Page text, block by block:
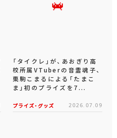
「タイクレ」が、あおぎり高
校所属VTuberの音霊魂子、
栗駒こまるによる「たまこ
ま」初のプライズを7...
プライズ・グッズ 2026.07.09